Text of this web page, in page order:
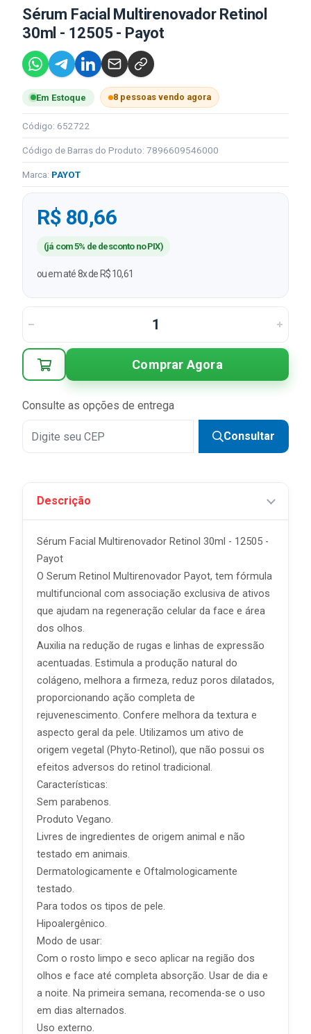
Sérum Facial Multirenovador Retinol
30ml - 12505 - Payot
Em Estoque 8 pessoas vendo agora
Código: 652722
Código de Barras do Produto: 7896609546000
Marca: PAYOT
R$ 80,66
(já com 5% de desconto no PIX)
ou em até 8x de R$ 10,61
Comprar Agora
Consulte as opções de entrega
Consultar
Descrição
Sérum Facial Multirenovador Retinol 30ml - 12505 -
Payot
O Serum Retinol Multirenovador Payot, tem fórmula
multifuncional com associação exclusiva de ativos
que ajudam na regeneração celular da face e área
dos olhos.
Auxilia na redução de rugas e linhas de expressão
acentuadas. Estimula a produção natural do
colágeno, melhora a firmeza, reduz poros dilatados,
proporcionando ação completa de
rejuvenescimento. Confere melhora da textura e
aspecto geral da pele. Utilizamos um ativo de
origem vegetal (Phyto-Retinol), que não possui os
efeitos adversos do retinol tradicional.
Características:
Sem parabenos.
Produto Vegano.
Livres de ingredientes de origem animal e não
testado em animais.
Dermatologicamente e Oftalmologicamente
testado.
Para todos os tipos de pele.
Hipoalergênico.
Modo de usar:
Com o rosto limpo e seco aplicar na região dos
olhos e face até completa absorção. Usar de dia e
a noite. Na primeira semana, recomenda-se o uso
em dias alternados.
Uso externo.